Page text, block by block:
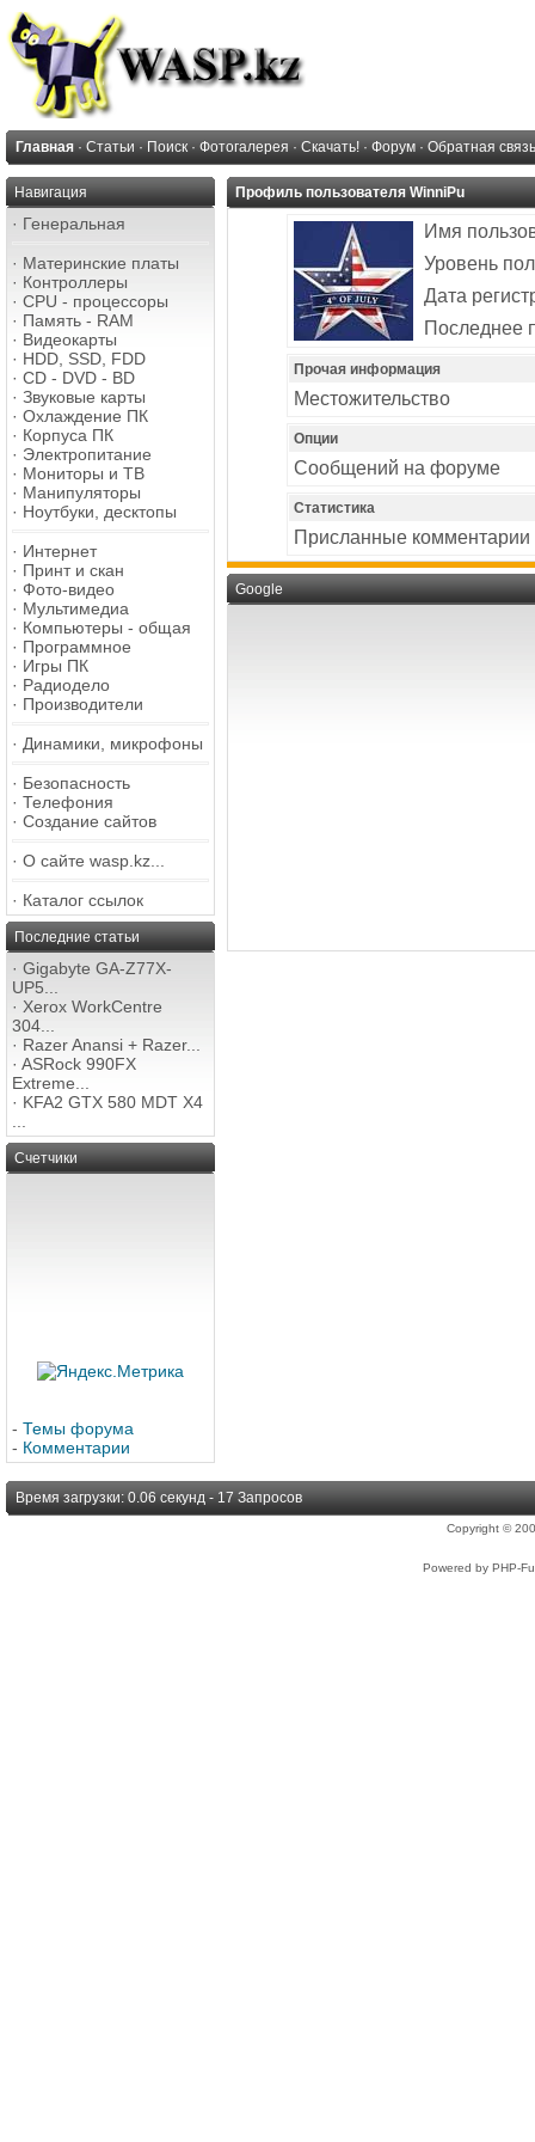
Главная · Статьи · Поиск · Фотогалерея · Скачать! · Форум · Обратная связь
Навигация
· Генеральная
· Материнские платы
· Контроллеры
· CPU - процессоры
· Память - RAM
· Видеокарты
· HDD, SSD, FDD
· CD - DVD - BD
· Звуковые карты
· Охлаждение ПК
· Корпуса ПК
· Электропитание
· Мониторы и ТВ
· Манипуляторы
· Ноутбуки, десктопы
· Интернет
· Принт и скан
· Фото-видео
· Мультимедиа
· Компьютеры - общая
· Программное
· Игры ПК
· Радиодело
· Производители
· Динамики, микрофоны
· Безопасность
· Телефония
· Создание сайтов
· О сайте wasp.kz...
· Каталог ссылок
Последние статьи
· Gigabyte GA-Z77X-
UP5...
· Xerox WorkCentre
304...
· Razer Anansi + Razer...
· ASRock 990FX
Extreme...
· KFA2 GTX 580 MDT X4
Счетчики
- Темы форума
- Комментарии
Профиль пользователя WinniPu
Имя
Уровень
Дата
Последнее
Прочая информация
Местожительство
Опции
Сообщений на форуме
Статистика
Присланные комментарии
Google
Время загрузки: 0.06 секунд - 17 Запросов
Copyright ©
Powered by PHP-